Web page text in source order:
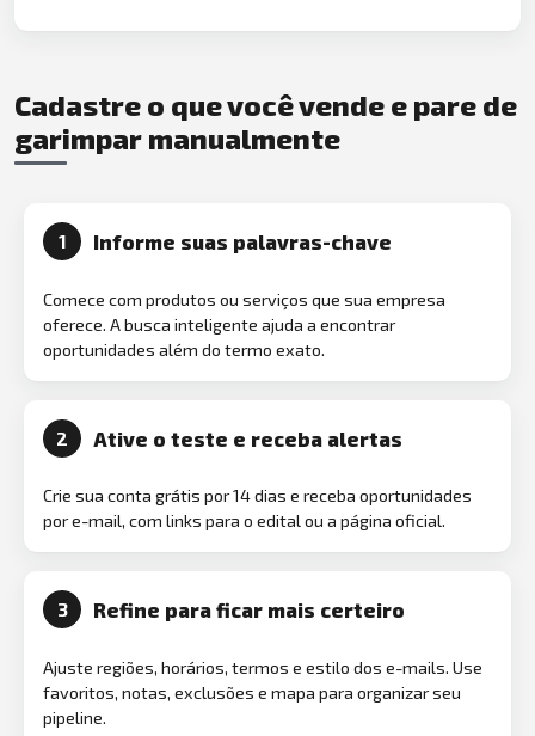
Cadastre o que você vende e pare de
garimpar manualmente
1 Informe suas palavras-chave
Comece com produtos ou serviços que sua empresa
oferece. A busca inteligente ajuda a encontrar
oportunidades além do termo exato.
2 Ative o teste e receba alertas
Crie sua conta grátis por 14 dias e receba oportunidades
por e-mail, com links para o edital ou a página oficial.
3 Refine para ficar mais certeiro
Ajuste regiões, horários, termos e estilo dos e-mails. Use
favoritos, notas, exclusões e mapa para organizar seu
pipeline.